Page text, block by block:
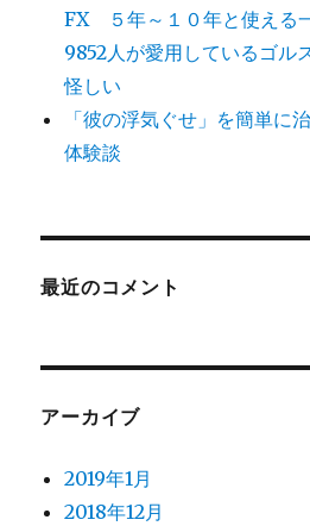
FX ５年～１０年と使える
9852人が愛用しているゴ
怪しい
「彼の浮気ぐせ」を簡単に
体験談
最近のコメント
アーカイブ
2019年1月
2018年12月